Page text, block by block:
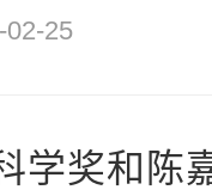
02-25
学奖和陈